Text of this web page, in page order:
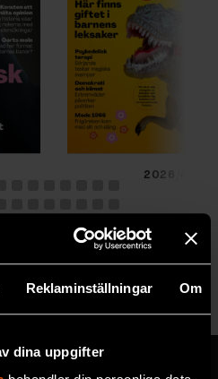
Reklaminställningar Om
dina uppgifter
2026/4
Se alla utgåvor